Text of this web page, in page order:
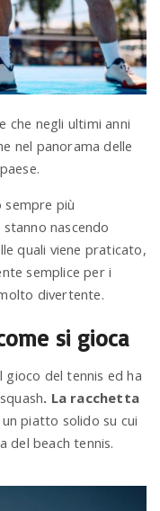
negli ultimi anni
nel panorama delle
più
nascendo
quali viene praticato,
semplice per i
divertente.
si gioca
gioco del tennis ed ha
. La racchetta
piatto solido su cui
del beach tennis.